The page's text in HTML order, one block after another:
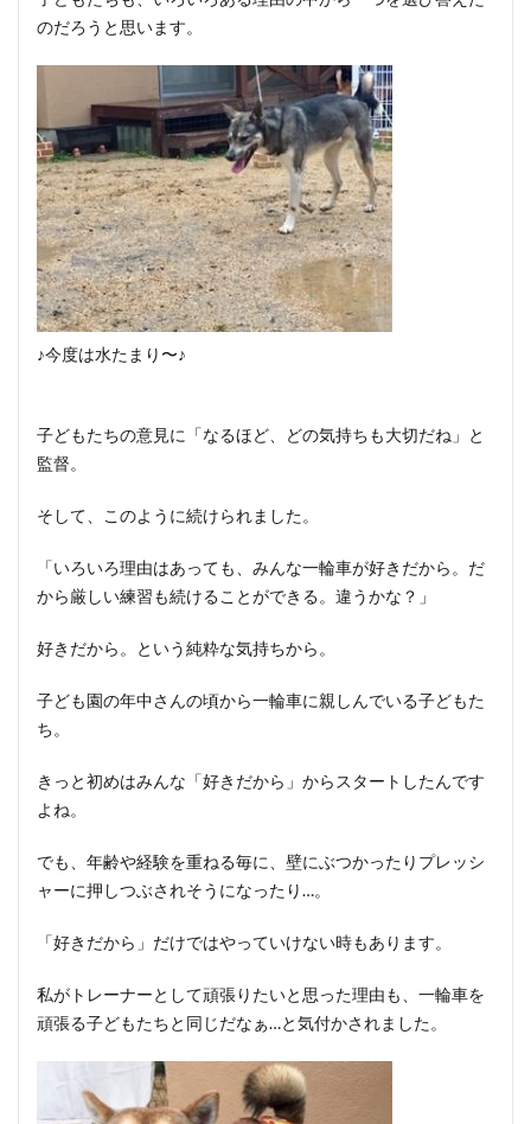
のだろうと思います。
♪今度は水たまり〜♪
子どもたちの意見に「なるほど、どの気持ちも大切だね」と
監督。
そして、このように続けられました。
「いろいろ理由はあっても、みんな一輪車が好きだから。だ
から厳しい練習も続けることができる。違うかな？」
好きだから。という純粋な気持ちから。
子ども園の年中さんの頃から一輪車に親しんでいる子どもた
ち。
きっと初めはみんな「好きだから」からスタートしたんです
よね。
でも、年齢や経験を重ねる毎に、壁にぶつかったりプレッシ
ャーに押しつぶされそうになったり…。
「好きだから」だけではやっていけない時もあります。
私がトレーナーとして頑張りたいと思った理由も、一輪車を
頑張る子どもたちと同じだなぁ…と気付かされました。